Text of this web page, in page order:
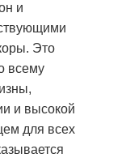
и
Это
всему
и высокой
для всех